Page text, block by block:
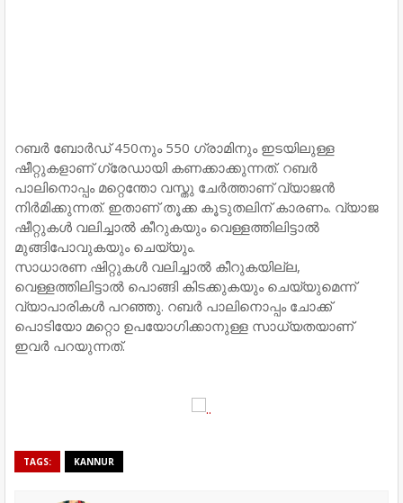
റബർ ബോർഡ് 450നും 550 ഗ്രാമിനും ഇടയിലുള്ള
ഷീറ്റുകളാണ് ഗ്രേഡായി കണക്കാക്കുന്നത്. റബർ
പാലിനൊപ്പം മറ്റെന്തോ വസ്തു ചേർത്താണ് വ്യാജൻ
നിർമിക്കുന്നത്. ഇതാണ് തൂക്ക കൂടുതലിന് കാരണം. വ്യാജ
ഷീറ്റുകള്‍ വലിച്ചാല്‍ കീറുകയും വെള്ളത്തിലിട്ടാല്‍
മുങ്ങിപോവുകയും ചെയ്യും.
സാധാരണ ഷിറ്റുകള്‍ വലിച്ചാല്‍ കീറുകയില്ല,
വെള്ളത്തിലിട്ടാല്‍ പൊങ്ങി കിടക്കുകയും ചെയ്യുമെന്ന്
വ്യാപാരികള്‍ പറഞ്ഞു. റബർ പാലിനൊപ്പം ചോക്ക്
പൊടിയോ മറ്റൊ ഉപയോഗിക്കാനുള്ള സാധ്യതയാണ്
ഇവർ പറയുന്നത്.
TAGS: KANNUR